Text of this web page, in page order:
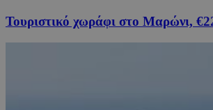
Τουριστικό χωράφι στο Μαρώνι,